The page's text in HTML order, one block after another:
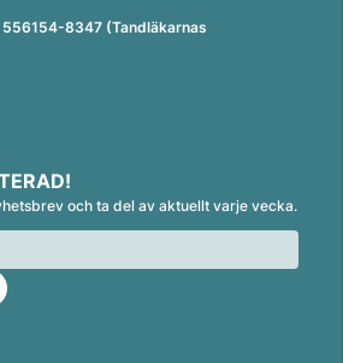
8347 (Tandläkarnas
och ta del av aktuellt varje vecka.